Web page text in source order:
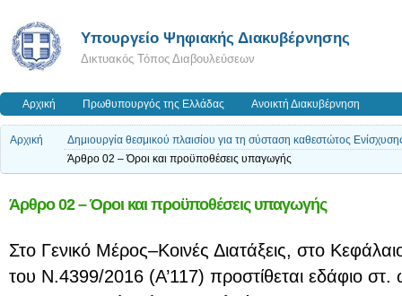
Υπουργείο Ψηφιακής Διακυβέρνησης
Δικτυακός Τόπος Διαβουλεύσεων
Αρχική Πρωθυπουργός της Ελλάδας Ανοικτή Διακυβέρνηση
Αρχική
Δημιουργία θεσμικού πλαισίου για τη σύσταση καθεστώτος
Άρθρο 02 – Όροι και προϋποθέσεις υπαγωγής
Άρθρο 02 – Όροι και προϋποθέσεις υπαγωγής
Στο Γενικό Μέρος–Κοινές Διατάξεις, στο
του Ν.4399/2016 (Α’117) προστίθεται εδάφιο στ.